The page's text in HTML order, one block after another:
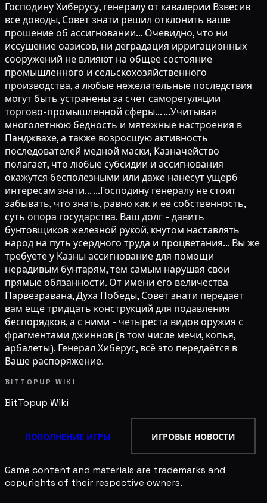
Господину Хиберусу, генералу от кавалерии Взвесив
все доводы, Совет знати решил отклонить ваше
прошение об ассигновании... Очевидно, что ни
иссушение оазисов, ни деградация ирригационных
сооружений не влияют на общее состояние
промышленного и сельскохозяйственного
производства, а любые нежелательные последствия
могут быть устранены за счёт саморегуляции
торгово-промышленной сферы... ...Учитывая
многолетнюю бедность и мятежные настроения в
Панджвахе, а также возросшую активность
последователей медной маски, Казначейство
полагает, что любые субсидии и ассигнования
окажутся бесполезными или даже нанесут ущерб
интересам знати... ...Господину генералу не стоит
забывать, что знать, равно как и её собственность,
суть опора государства. Ваш долг - давить
бунтовщиков железной рукой, кнутом наставлять
народ на путь усердного труда и процветания... Вы же
требуете у Казны ассигнование для помощи
нерадивым бунтарям, тем самым нарушая свои
прямые обязанности. От имени его величества
Парвезравана, Духа Победы, Совет знати передаёт
вам ещё тридцать конструкций для подавления
беспорядков, а с ними - четыреста видов оружия с
фрагментами джиннов (в том числе мечи, копья,
арбалеты). Генерал Хиберус, всё это передаётся в
Ваше распоряжение.
BITTOPUP WIKI
BitTopup Wiki
ПОПОЛНЕНИЕ ИГРЫ ИГРОВЫЕ НОВОСТИ
Game content and materials are trademarks and
copyrights of their respective owners.